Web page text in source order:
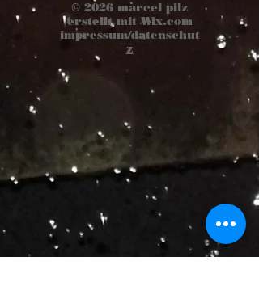
© 2026marcel pilz
erstellt mitWix.com
impressum/datenschut
z